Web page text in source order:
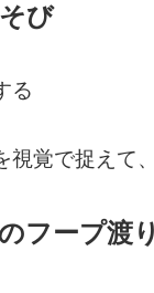
び
る
視覚で捉えて
フープ渡り